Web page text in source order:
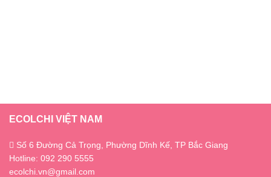
ECOLCHI VIỆT NAM
Số 6 Đường Cả Trọng, Phường Dĩnh Kế, TP Bắc Giang
Hotline: 092 290 5555
ecolchi.vn@gmail.com